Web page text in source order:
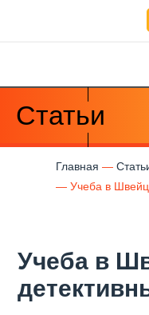
Статьи
Главная
Учеба в
Учеба в